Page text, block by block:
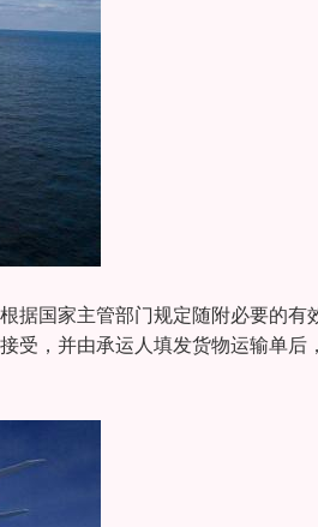
据国家主管部门规定随附必要的
受，并由承运人填发货物运输单